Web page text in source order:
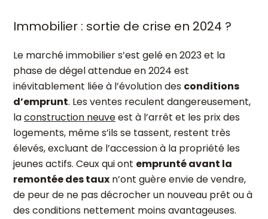
Immobilier : sortie de crise en 2024 ?
Le marché immobilier s’est gelé en 2023 et la
phase de dégel attendue en 2024 est
inévitablement liée à l’évolution des conditions
d’emprunt. Les ventes reculent dangereusement,
laconstruction neuveest à l’arrêt et les prix des
logements, même s’ils se tassent, restent très
élevés, excluant de l’accession à la propriété les
jeunes actifs. Ceux qui ont emprunté avant la
remontée des taux n’ont guère envie de vendre,
de peur de ne pas décrocher un nouveau prêt ou à
des conditions nettement moins avantageuses.